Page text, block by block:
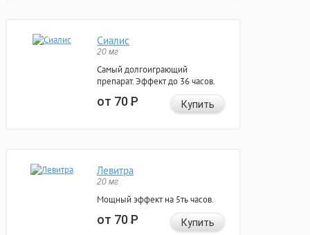
Сиалис
20 мг
Самый долгоиграющий
препарат. Эффект до 36 часов.
от 70Р Купить
Левитра
20 мг
Мощный эффект на 5ть часов.
от 70Р Купить